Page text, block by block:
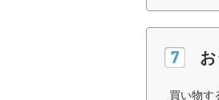
買い物す